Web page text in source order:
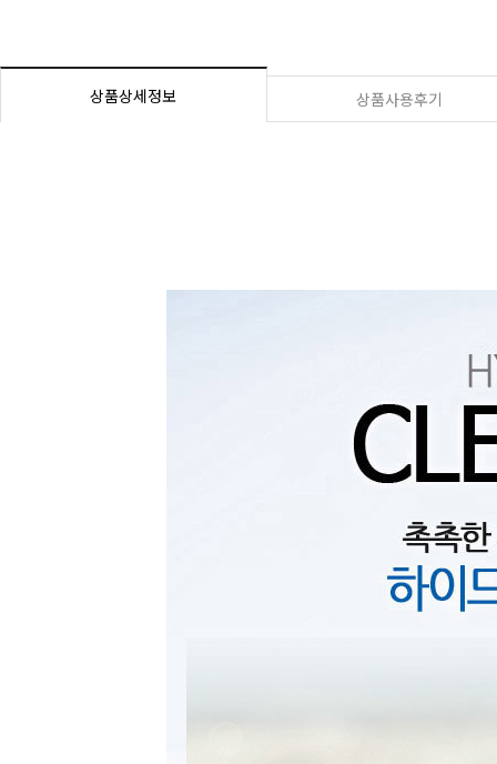
상품상세정보 상품사용후기